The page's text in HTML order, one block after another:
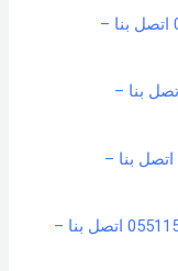
شركة تنظيف مجالس بحائل – 0551154864 اتصل بنا –
مستعمل بحائل – 0530547685 اتصل بنا –
شركة تنظيف مساجد بحائل – 0551154864 اتصل بنا –
شركة تنظيف مجالس بحفر الباطن – 0551154864 اتصل بنا –